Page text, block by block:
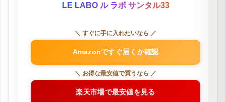
LE LABO ル ラボ サンタル33
＼ すぐに手に入れたいなら ／
Amazonですぐ届くか確認
＼ お得な最安値で買うなら ／
楽天市場で最安値を見る